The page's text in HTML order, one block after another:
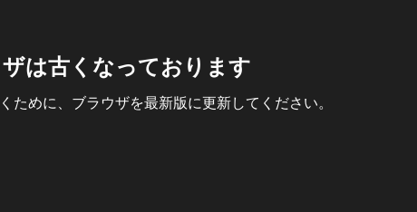
は古くなっております
めに、ブラウザを最新版に更新してください。